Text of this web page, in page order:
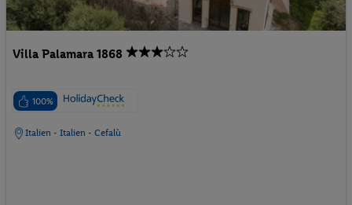
Villa Palamara 1868
100%
Italien - Italien - Cefalù